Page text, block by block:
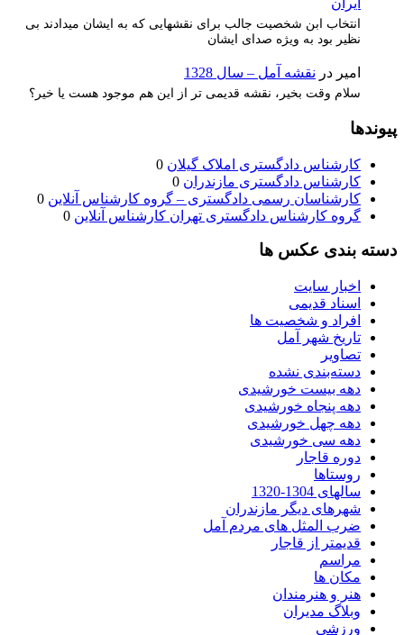
انتخاب ابن شخصیت جالب برای نقشهایی که به ایشان میدادند بی
نظیر بود به ویژه صدای ایشان
امیر در نقشه آمل – سال 1328
سلام وقت بخیر، نقشه قدیمی تر از این هم موجود هست یا خیر؟
پیوندها
کارشناس دادگستری املاک گیلان
کارشناس دادگستری مازندران
کارشناسان رسمی دادگستری – گروه کارشناس آنلاین
گروه کارشناس دادگستری تهران کارشناس آنلاین
دسته بندی عکس ها
اخبار سایت
اسناد قدیمی
افراد و شخصیت ها
تاریخ شهر آمل
تصاویر
دسته‌بندی نشده
دهه بیست خورشیدی
دهه پنجاه خورشیدی
دهه چهل خورشیدی
دهه سی خورشیدی
دوره قاجار
روستاها
سالهای 1304-1320
شهرهای دیگر مازندران
ضرب المثل های مردم آمل
قدیمتر از قاجار
مراسم
مکان ها
هنر و هنرمندان
وبلاگ مدیران
ورزشی